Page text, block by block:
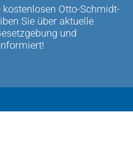
kostenlosen Otto-Schmidt-
Sie über aktuelle
und